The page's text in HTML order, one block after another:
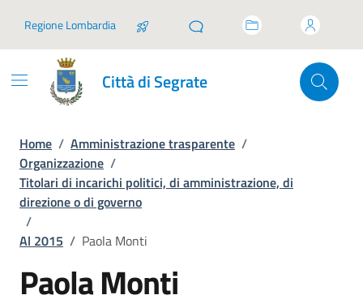
Regione Lombardia
Città di Segrate
Home / Amministrazione trasparente /
Organizzazione /
Titolari di incarichi politici, di amministrazione, di
direzione o di governo
/
Al 2015 / Paola Monti
Paola Monti